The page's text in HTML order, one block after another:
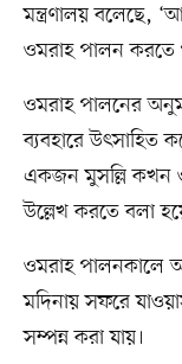
মন্ত্রণালয় বলেছে,
ওমরাহ পালন করতে
ওমরাহ পালনের
ব্যবহারে উৎসাহিত
একজন মুসল্লি কখন
উল্লেখ করতে বলা
ওমরাহ পালনকালে
মদিনায় সফরে
সম্পন্ন করা যায়।